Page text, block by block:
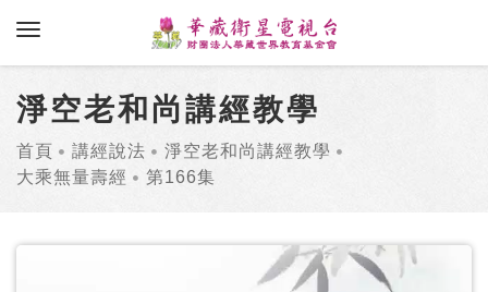
toggle navigation
淨空老和尚講經教學
首頁 講經說法
淨空老和尚講經教學
大乘無量壽經
第166集